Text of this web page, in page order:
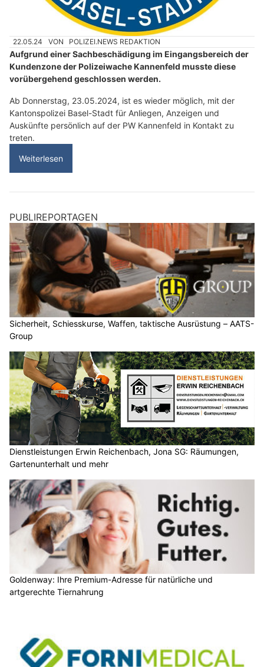
22.05.24 VON POLIZEI.NEWS REDAKTION
Aufgrund einer Sachbeschädigung im Eingangsbereich der
Kundenzone der Polizeiwache Kannenfeld musste diese
vorübergehend geschlossen werden.
Ab Donnerstag, 23.05.2024, ist es wieder möglich, mit der
Kantonspolizei Basel-Stadt für Anliegen, Anzeigen und
Auskünfte persönlich auf der PW Kannenfeld in Kontakt zu
treten.
Weiterlesen
PUBLIREPORTAGEN
Sicherheit, Schiesskurse, Waffen, taktische Ausrüstung – AATS-
Group
Dienstleistungen Erwin Reichenbach, Jona SG: Räumungen,
Gartenunterhalt und mehr
Goldenway: Ihre Premium-Adresse für natürliche und
artgerechte Tiernahrung